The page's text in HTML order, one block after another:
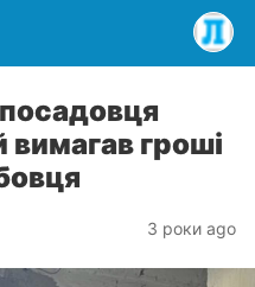
гроші
3 роки ago